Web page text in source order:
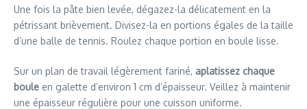
Une fois la pâte bien levée, dégazez-la délicatement en la
pétrissant brièvement. Divisez-la en portions égales de la taille
d’une balle de tennis. Roulez chaque portion en boule lisse.
Sur un plan de travail légèrement fariné, aplatissez chaque
boule en galette d’environ 1 cm d’épaisseur. Veillez à maintenir
une épaisseur régulière pour une cuisson uniforme.